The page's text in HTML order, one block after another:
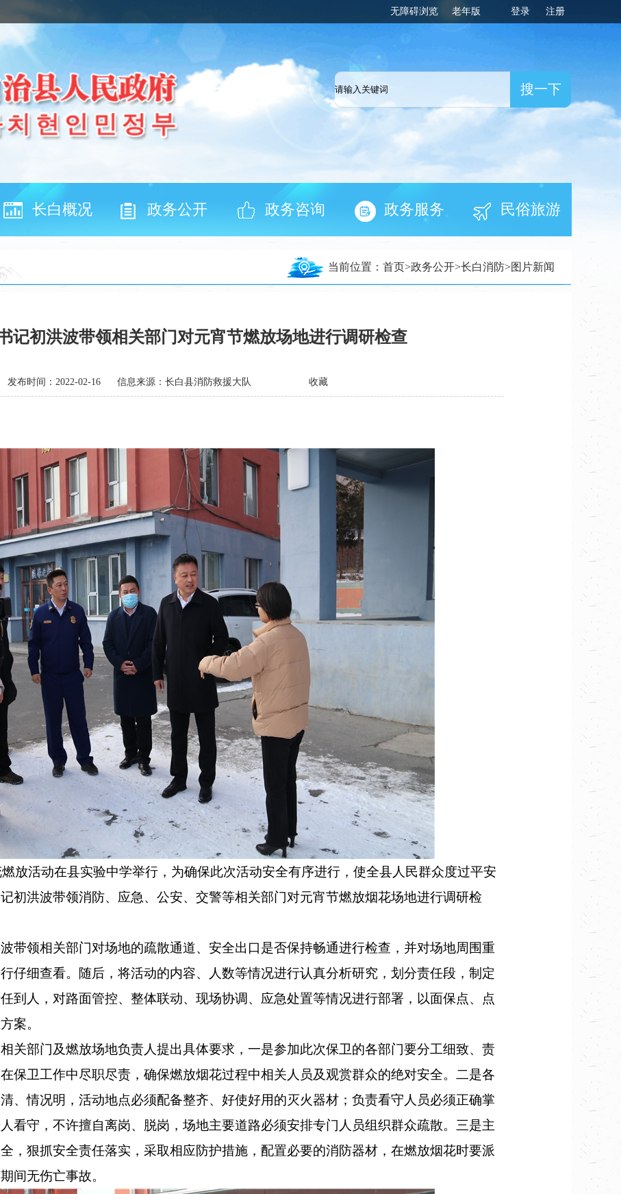
无障碍浏览 老年版 登录 注册
长白概况 政务公开 政务咨询 政务服务 民俗旅游
当前位置： 首页>政务公开>长白消防>图片新闻
记初洪波带领相关部门对元宵节燃放场地进行调研检查
发布时间：2022-02-16 信息来源：长白县消防救援大队 收藏
活动在县实验中学举行，为确保此次活动安全有序进行，使全县人民群众度过平安
初洪波带领消防、应急、公安、交警等相关部门对元宵节燃放烟花场地进行调研检
领相关部门对场地的疏散通道、安全出口是否保持畅通进行检查，并对场地周围重
仔细查看。随后，将活动的内容、人数等情况进行认真分析研究，划分责任段，制定
到人，对路面管控、整体联动、现场协调、应急处置等情况进行部署，以面保点、点
案。
部门及燃放场地负责人提出具体要求，一是参加此次保卫的各部门要分工细致、责
保卫工作中尽职尽责，确保燃放烟花过程中相关人员及观赏群众的绝对安全。二是各
、情况明，活动地点必须配备整齐、好使好用的灭火器材；负责看守人员必须正确掌
看守，不许擅自离岗、脱岗，场地主要道路必须安排专门人员组织群众疏散。三是主
，狠抓安全责任落实，采取相应防护措施，配置必要的消防器材，在燃放烟花时要派
间无伤亡事故。